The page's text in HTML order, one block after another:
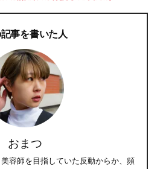
事を書いた人
おまつ
容師を目指していた反動からか、頻